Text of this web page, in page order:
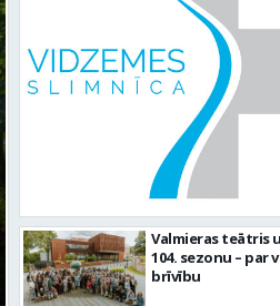
No pagaidu teātra
centram – kā
Valmieras teātris
104. sezonu – par
brīvību